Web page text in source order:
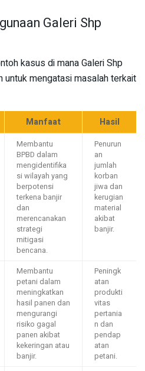
Galeri Shp
kasus di mana Galeri Shp
untuk mengatasi masalah terkait
Manfaat Hasil
Membantu
BPBD dalam
mengidentifika
si wilayah yang
berpotensi
terkena banjir
dan
merencanakan
strategi
mitigasi
bencana.
Penurun
an
jumlah
korban
jiwa dan
kerugian
material
akibat
banjir.
Membantu
petani dalam
meningkatkan
hasil panen dan
mengurangi
risiko gagal
panen akibat
kekeringan atau
banjir.
Peningk
atan
produkti
vitas
pertania
n dan
pendap
atan
petani.